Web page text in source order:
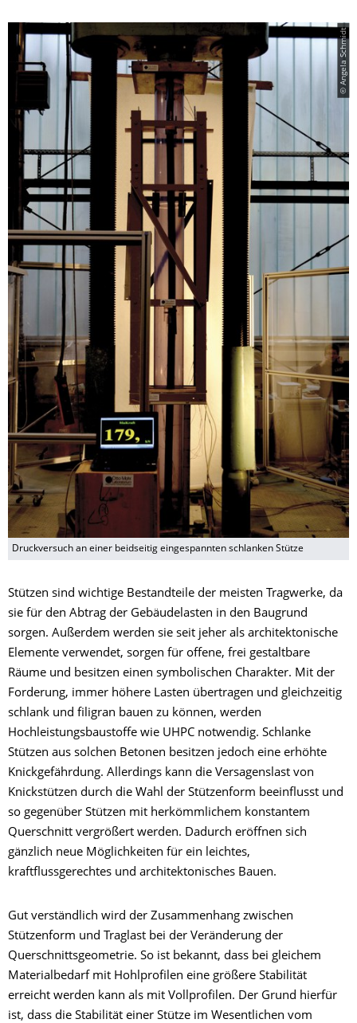
© Angela Schmidt
Druckversuch an einer beidseitig eingespannten schlanken Stütze
Stützen sind wichtige Bestandteile der meisten Tragwerke, da
sie für den Abtrag der Gebäudelasten in den Baugrund
sorgen. Außerdem werden sie seit jeher als architektonische
Elemente verwendet, sorgen für offene, frei gestaltbare
Räume und besitzen einen symbolischen Charakter. Mit der
Forderung, immer höhere Lasten übertragen und gleichzeitig
schlank und filigran bauen zu können, werden
Hochleistungsbaustoffe wie UHPC notwendig. Schlanke
Stützen aus solchen Betonen besitzen jedoch eine erhöhte
Knickgefährdung. Allerdings kann die Versagenslast von
Knickstützen durch die Wahl der Stützenform beeinflusst und
so gegenüber Stützen mit herkömmlichem konstantem
Querschnitt vergrößert werden. Dadurch eröffnen sich
gänzlich neue Möglichkeiten für ein leichtes,
kraftflussgerechtes und architektonisches Bauen.
Gut verständlich wird der Zusammenhang zwischen
Stützenform und Traglast bei der Veränderung der
Querschnittsgeometrie. So ist bekannt, dass bei gleichem
Materialbedarf mit Hohlprofilen eine größere Stabilität
erreicht werden kann als mit Vollprofilen. Der Grund hierfür
ist, dass die Stabilität einer Stütze im Wesentlichen vom